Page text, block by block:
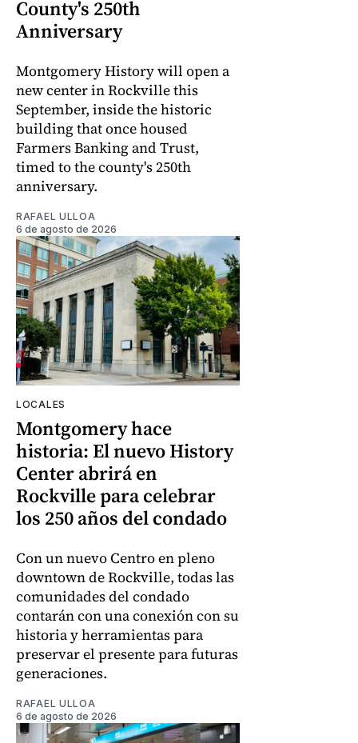
County's 250th
Anniversary
Montgomery History will open a
new center in Rockville this
September, inside the historic
building that once housed
Farmers Banking and Trust,
timed to the county's 250th
anniversary.
RAFAEL ULLOA
6 de agosto de 2026
LOCALES
Montgomery hace
historia: El nuevo History
Center abrirá en
Rockville para celebrar
los 250 años del condado
Con un nuevo Centro en pleno
downtown de Rockville, todas las
comunidades del condado
contarán con una conexión con su
historia y herramientas para
preservar el presente para futuras
generaciones.
RAFAEL ULLOA
6 de agosto de 2026